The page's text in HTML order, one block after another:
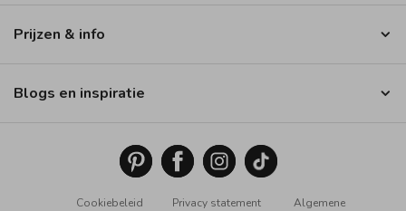
Prijzen & info
Blogs en inspiratie
Cookiebeleid Privacy statement Algemene